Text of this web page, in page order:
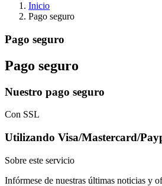
Inicio
Pago seguro
Pago seguro
Pago seguro
Nuestro pago seguro
Con SSL
Utilizando Visa/Mastercard/
Sobre este servicio
Infórmese de nuestras últimas noticias y